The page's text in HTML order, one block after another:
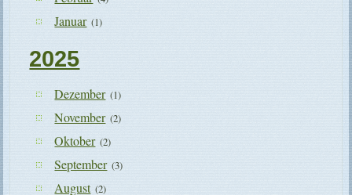
Januar (1)
2025
Dezember (1)
November (2)
Oktober (2)
September (3)
August (2)